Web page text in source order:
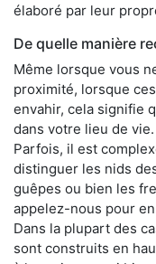
élaboré par leur
De quelle manière
Même lorsque vous
proximité, lorsque
envahir, cela signifie
dans votre lieu de vie.
Parfois, il est
distinguer les nids
guêpes ou bien les
appelez-nous pour
Dans la plupart des
sont construits en